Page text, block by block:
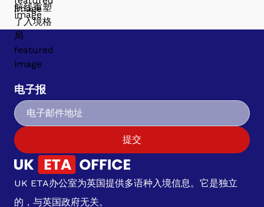
电子报
提交
UK ETA办公室为英国提供多语种入境信息。它是独立
的，与英国政府无关。